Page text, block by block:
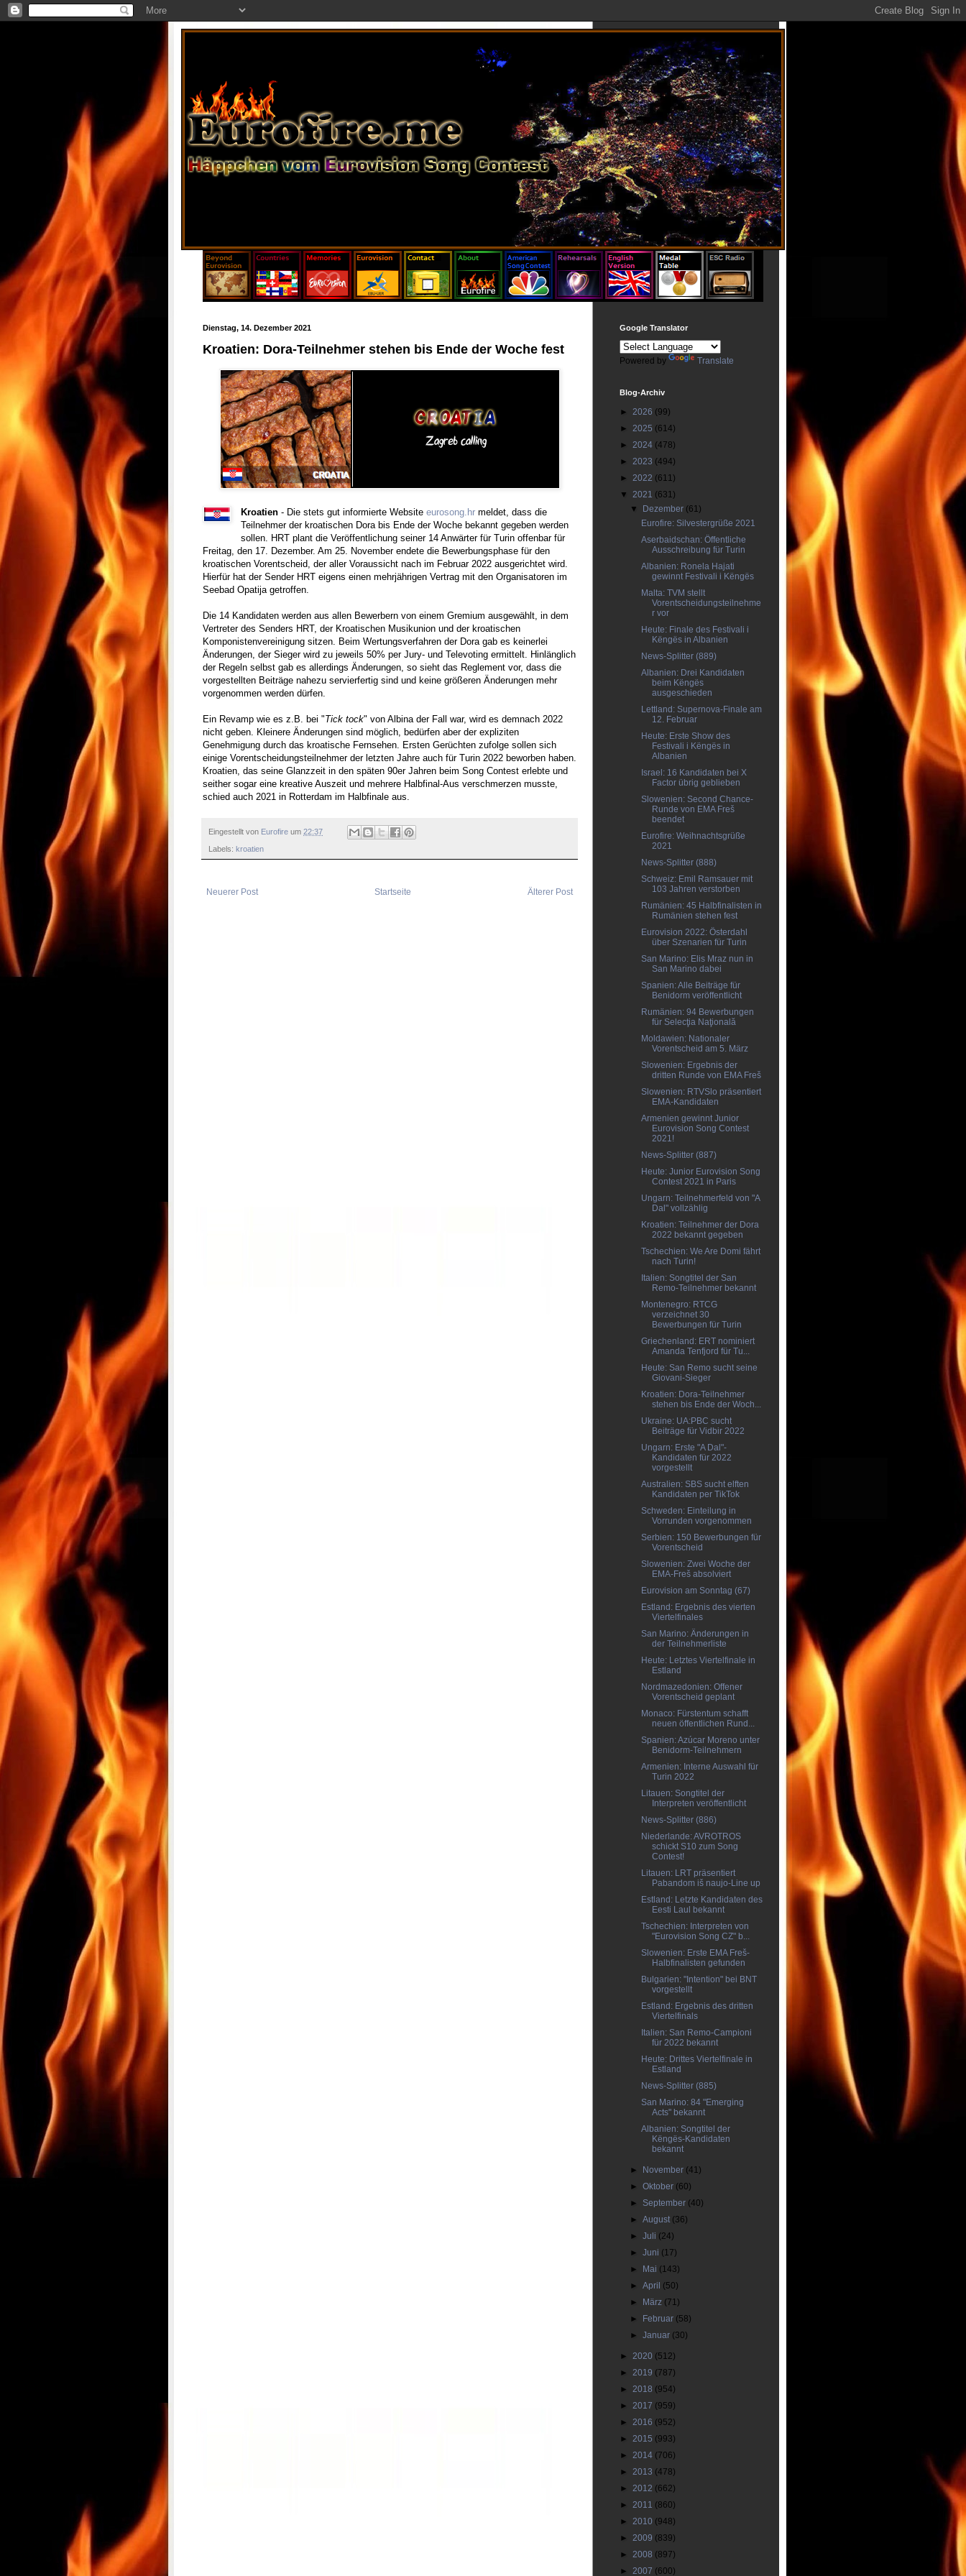
Dienstag, 14. Dezember 2021
Kroatien: Dora-Teilnehmer stehen bis Ende der Woche fest
Kroatien- Die stets gut informierte Websiteeurosong.hr meldet, dass die
Teilnehmer der kroatischen Dora bis Ende der Woche bekannt gegeben werden
sollen. HRT plant die Veröffentlichung seiner 14 Anwärter für Turin offenbar für
Freitag, den 17. Dezember. Am 25. November endete die Bewerbungsphase für den
kroatischen Vorentscheid, der aller Voraussicht nach im Februar 2022 ausgerichtet wird.
Hierfür hat der Sender HRT eigens einen mehrjährigen Vertrag mit den Organisatoren im
Seebad Opatija getroffen.
Die 14 Kandidaten werden aus allen Bewerbern von einem Gremium ausgewählt, in dem
Vertreter des Senders HRT, der Kroatischen Musikunion und der kroatischen
Komponistenvereinigung sitzen. Beim Wertungsverfahren der Dora gab es keinerlei
Änderungen, der Sieger wird zu jeweils 50% per Jury- und Televoting ermittelt. Hinlänglich
der Regeln selbst gab es allerdings Änderungen, so sieht das Reglement vor, dass die
vorgestellten Beiträge nahezu servierfertig sind und keine größeren Änderungen mehr
vorgenommen werden dürfen.
Ein Revamp wie es z.B. bei "Tick tock" von Albina der Fall war, wird es demnach 2022
nicht geben. Kleinere Änderungen sind möglich, bedürfen aber der expliziten
Genehmigung durch das kroatische Fernsehen. Ersten Gerüchten zufolge sollen sich
einige Vorentscheidungsteilnehmer der letzten Jahre auch für Turin 2022 beworben haben.
Kroatien, das seine Glanzzeit in den späten 90er Jahren beim Song Contest erlebte und
seither sogar eine kreative Auszeit und mehrere Halbfinal-Aus verschmerzen musste,
schied auch 2021 in Rotterdam im Halbfinale aus.
Eingestellt von Eurofire um 22:37
Labels: kroatien
Neuerer Post Älterer Post
Startseite
Google Translator
Powered by Translate
Blog-Archiv
► 2026 (99)
► 2025 (614)
► 2024 (478)
► 2023 (494)
► 2022 (611)
▼ 2021 (631)
▼
Dezember (61)
Eurofire: Silvestergrüße 2021
Aserbaidschan: Öffentliche
Ausschreibung für Turin
Albanien: Ronela Hajati
gewinnt Festivali i Këngës
Malta: TVM stellt
Vorentscheidungsteilnehme
r vor
Heute: Finale des Festivali i
Këngës in Albanien
News-Splitter (889)
Albanien: Drei Kandidaten
beim Këngës
ausgeschieden
Lettland: Supernova-Finale am
12. Februar
Heute: Erste Show des
Festivali i Këngës in
Albanien
Israel: 16 Kandidaten bei X
Factor übrig geblieben
Slowenien: Second Chance-
Runde von EMA Freš
beendet
Eurofire: Weihnachtsgrüße
2021
News-Splitter (888)
Schweiz: Emil Ramsauer mit
103 Jahren verstorben
Rumänien: 45 Halbfinalisten in
Rumänien stehen fest
Eurovision 2022: Österdahl
über Szenarien für Turin
San Marino: Elis Mraz nun in
San Marino dabei
Spanien: Alle Beiträge für
Benidorm veröffentlicht
Rumänien: 94 Bewerbungen
für Selecţia Naţională
Moldawien: Nationaler
Vorentscheid am 5. März
Slowenien: Ergebnis der
dritten Runde von EMA Freš
Slowenien: RTVSlo präsentiert
EMA-Kandidaten
Armenien gewinnt Junior
Eurovision Song Contest
2021!
News-Splitter (887)
Heute: Junior Eurovision Song
Contest 2021 in Paris
Ungarn: Teilnehmerfeld von "A
Dal" vollzählig
Kroatien: Teilnehmer der Dora
2022 bekannt gegeben
Tschechien: We Are Domi fährt
nach Turin!
Italien: Songtitel der San
Remo-Teilnehmer bekannt
Montenegro: RTCG
verzeichnet 30
Bewerbungen für Turin
Griechenland: ERT nominiert
Amanda Tenfjord für Tu...
Heute: San Remo sucht seine
Giovani-Sieger
Kroatien: Dora-Teilnehmer
stehen bis Ende der Woch...
Ukraine: UA:PBC sucht
Beiträge für Vidbir 2022
Ungarn: Erste "A Dal"-
Kandidaten für 2022
vorgestellt
Australien: SBS sucht elften
Kandidaten per TikTok
Schweden: Einteilung in
Vorrunden vorgenommen
Serbien: 150 Bewerbungen für
Vorentscheid
Slowenien: Zwei Woche der
EMA-Freš absolviert
Eurovision am Sonntag (67)
Estland: Ergebnis des vierten
Viertelfinales
San Marino: Änderungen in
der Teilnehmerliste
Heute: Letztes Viertelfinale in
Estland
Nordmazedonien: Offener
Vorentscheid geplant
Monaco: Fürstentum schafft
neuen öffentlichen Rund...
Spanien: Azúcar Moreno unter
Benidorm-Teilnehmern
Armenien: Interne Auswahl für
Turin 2022
Litauen: Songtitel der
Interpreten veröffentlicht
News-Splitter (886)
Niederlande: AVROTROS
schickt S10 zum Song
Contest!
Litauen: LRT präsentiert
Pabandom iš naujo-Line up
Estland: Letzte Kandidaten des
Eesti Laul bekannt
Tschechien: Interpreten von
"Eurovision Song CZ" b...
Slowenien: Erste EMA Freš-
Halbfinalisten gefunden
Bulgarien: "Intention" bei BNT
vorgestellt
Estland: Ergebnis des dritten
Viertelfinals
Italien: San Remo-Campioni
für 2022 bekannt
Heute: Drittes Viertelfinale in
Estland
News-Splitter (885)
San Marino: 84 "Emerging
Acts" bekannt
Albanien: Songtitel der
Këngës-Kandidaten
bekannt
► November (41)
►Oktober (60)
► September (40)
►August (36)
►Juli (24)
►Juni (17)
►
Mai (143)
►April (50)
►
März (71)
►
Februar (58)
►Januar (30)
► 2020 (512)
► 2019 (787)
► 2018 (954)
► 2017 (959)
► 2016 (952)
► 2015 (993)
► 2014 (706)
► 2013 (478)
► 2012 (662)
► 2011 (860)
► 2010 (948)
► 2009 (839)
► 2008 (897)
► 2007 (600)